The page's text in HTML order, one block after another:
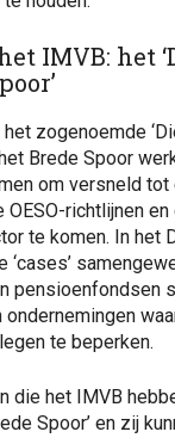
IMVB: het
zogenoemde
Brede Spoor
om versneld tot
richtlijnen en
te komen. In het
pensioenfondsen
te beperken.
die het IMVB
Spoor’ en zij